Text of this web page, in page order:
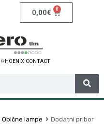
0,00€ 0
SCHNEIDER ELE C
ACT
Obične lampe
Dodatni pribor